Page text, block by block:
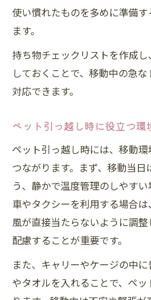
使い慣れたものを多めに準備
ます。
持ち物チェックリストを作成
しておくことで、移動中の急
対応できます。
ペット引っ越し時に役立つ環
ペット引っ越し時には、移動
つながります。まず、移動当
う、静かで温度管理のしやすい
車やタクシーを利用する場合
風が直接当たらないように調
配慮することが重要です。
また、キャリーやケージの中
やタオルを入れることで、ペ